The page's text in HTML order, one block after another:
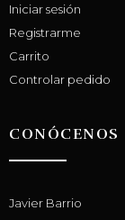
Iniciar sesión
Registrarme
Carrito
Controlar pedido
CONÓCENOS
Javier Barrio